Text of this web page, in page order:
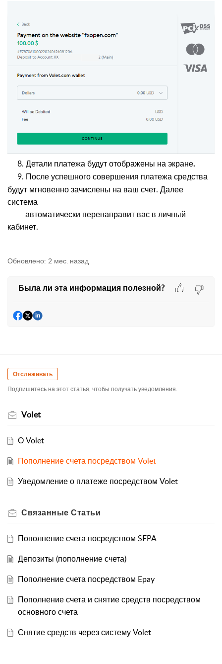
8. Детали платежа будут отображены на экране.
9. После успешного совершения платежа средства
будут мгновенно зачислены на ваш счет. Далее
система
автоматически перенаправит вас в личный
кабинет.
Обновлено: 2 мес. назад
Была ли эта информация полезной?
Отслеживать
Подпишитесь на этот статья, чтобы получать уведомления.
Volet
О Volet
Пополнение счета посредством Volet
Уведомление о платеже посредством Volet
Связанные Статьи
Пополнение счета посредством SEPA
Депозиты (пополнение счета)
Пополнение счета посредством Epay
Пополнение счета и снятие средств посредством
основного счета
Снятие средств через систему Volet